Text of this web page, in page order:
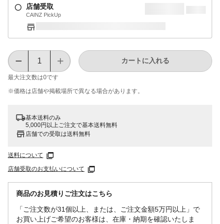
店舗受取
CAINZ PickUp
最大注文数は0です
カートに入れる
※価格は​店舗や​掲載場所で​異なる​場合が​あります。
基本送料のみ
5,000円以上ご注文で基本送料無料
店舗での受取は送料無料
送料について
店舗受取のお支払いについて
商品のお見積りご注文はこちら
「ご注文数が31個以上、または、ご注文金額5万円以上」で
お買い上げご希望のお客様は、在庫・納期を確認いたしま